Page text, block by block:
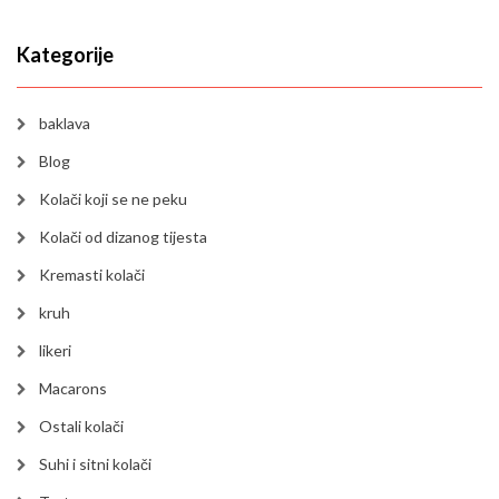
Kategorije
baklava
Blog
Kolači koji se ne peku
Kolači od dizanog tijesta
Kremasti kolači
kruh
likeri
Macarons
Ostali kolači
Suhi i sitni kolači